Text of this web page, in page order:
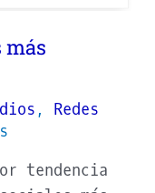
más
, Redes
tendencia